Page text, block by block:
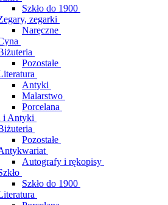
Szkło do 1900
zegarki
Naręczne
Pozostałe
Antyki
Malarstwo
Porcelana
i Antyki
Pozostałe
Autografy i rękopisy
Szkło do 1900